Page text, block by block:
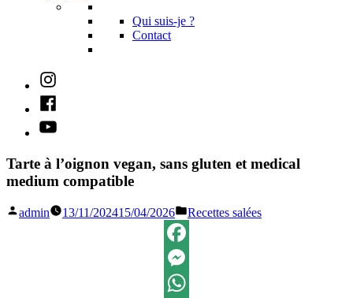
Qui suis-je ?
Contact
Instagram
Facebook
Youtube
Tarte à l’oignon vegan, sans gluten et medical
medium compatible
Publié
admin 13/11/202415/04/2026
Publié
dans
Recettes salées
Facebook
Messenger